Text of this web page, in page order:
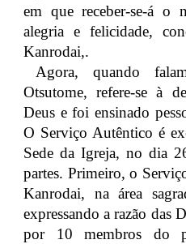
em que receber-se-á o
alegria e felicidade,
Kanrodai,.
Agora, quando
Otsutome, refere-se à
Deus e foi ensinado
O Serviço Autêntico é
Sede da Igreja, no dia
partes. Primeiro, o
Kanrodai, na área
expressando a razão das
por 10 membros do